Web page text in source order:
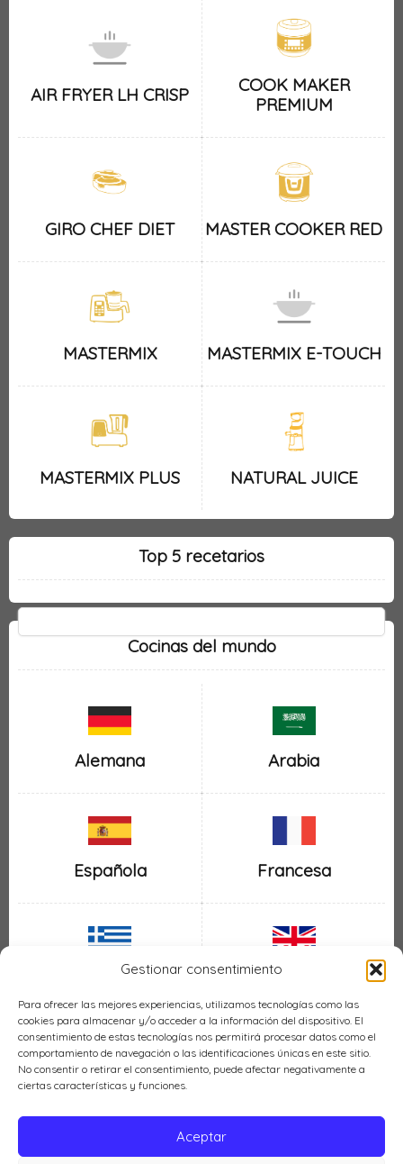
Gestionar consentimiento
Para ofrecer las mejores experiencias, utilizamos tecnologías como las
cookies para almacenar y/o acceder a la información del dispositivo. El
consentimiento de estas tecnologías nos permitirá procesar datos como el
comportamiento de navegación o las identificaciones únicas en este sitio.
No consentir o retirar el consentimiento, puede afectar negativamente a
ciertas características y funciones.
Aceptar
AIR FRYER LH CRISP
COOK MAKER
PREMIUM
GIRO CHEF DIET MASTER COOKER RED
MASTERMIX MASTERMIX E-TOUCH
MASTERMIX PLUS NATURAL JUICE
Top 5 recetarios
Cocinas del mundo
Alemana Arabia
Española Francesa
Griega Inglesa
Italiana